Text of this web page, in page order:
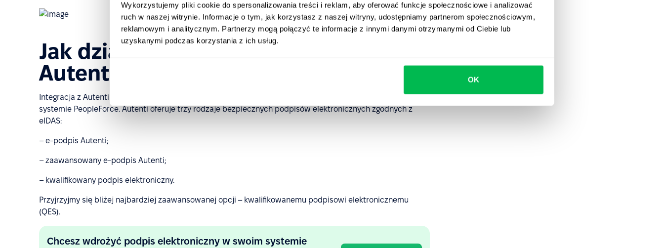
Wykorzystujemy pliki cookie do spersonalizowania treści i reklam, aby oferować funkcje społecznościowe i analizować
ruch w naszej witrynie. Informacje o tym, jak korzystasz z naszej witryny, udostępniamy partnerom społecznościowym,
reklamowym i analitycznym. Partnerzy mogą połączyć te informacje z innymi danymi otrzymanymi od Ciebie lub
uzyskanymi podczas korzystania z ich usług.
OK
Jak działa integracja PeopleForce i
Autenti?
Integracja z Autenti zapewnia płynny i prawnie wiążący proces podpisywania dokumentów bezpośrednio w
systemie PeopleForce. Autenti oferuje trzy rodzaje bezpiecznych podpisów elektronicznych zgodnych z
eIDAS:
– e-podpis Autenti;
– zaawansowany e-podpis Autenti;
– kwalifikowany podpis elektroniczny.
Przyjrzyjmy się bliżej najbardziej zaawansowanej opcji – kwalifikowanemu podpisowi elektronicznemu
(QES).
Chcesz wdrożyć podpis elektroniczny w swoim systemie